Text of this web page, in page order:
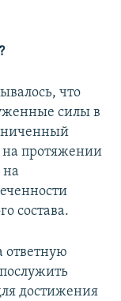
что
силы в
на протяжении
на
состава.
ответную
достижения